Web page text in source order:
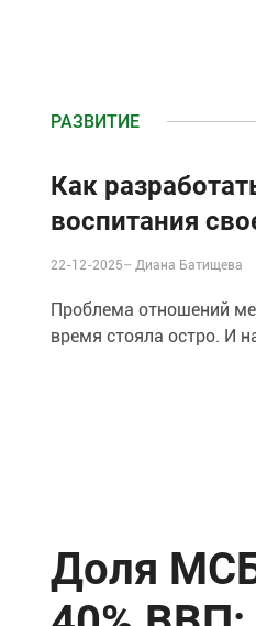
РАЗВИТИЕ
Как
воспитания
22-12-2025– Диана Батищева
Проблема отношений
время стояла остро. И
Доля МСБ